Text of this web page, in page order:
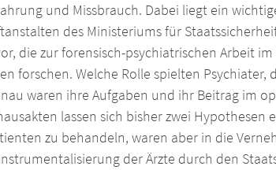
und Missbrauch. Dabei liegt ein
des Ministeriums für
die zur forensisch-psychiatrischen Arbeit
forschen. Welche Rolle spielten Psychiater,
waren ihre Aufgaben und ihr Beitrag im
lassen sich bisher zwei Hypothesen
zu behandeln, waren aber in die
der Ärzte durch den